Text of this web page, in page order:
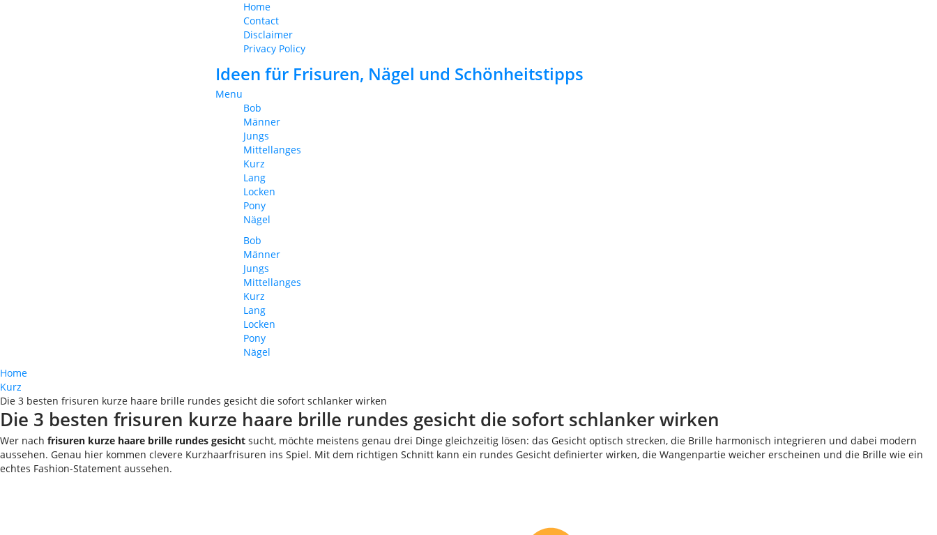
Home
Contact
Disclaimer
Privacy Policy
Ideen für Frisuren, Nägel und Schönheitstipps
Menu
Bob
Männer
Jungs
Mittellanges
Kurz
Lang
Locken
Pony
Nägel
Bob
Männer
Jungs
Mittellanges
Kurz
Lang
Locken
Pony
Nägel
Home
Kurz
Die 3 besten frisuren kurze haare brille rundes gesicht die sofort schlanker wirken
Die 3 besten frisuren kurze haare brille rundes gesicht die sofort schlanker wirken
Wer nach frisuren kurze haare brille rundes gesicht sucht, möchte meistens genau drei Dinge gleichzeitig lösen: das Gesicht optisch strecken, die Brille harmonisch integrieren und dabei modern
aussehen. Genau hier kommen clevere Kurzhaarfrisuren ins Spiel. Mit dem richtigen Schnitt kann ein rundes Gesicht definierter wirken, die Wangenpartie weicher erscheinen und die Brille wie ein
echtes Fashion-Statement aussehen.